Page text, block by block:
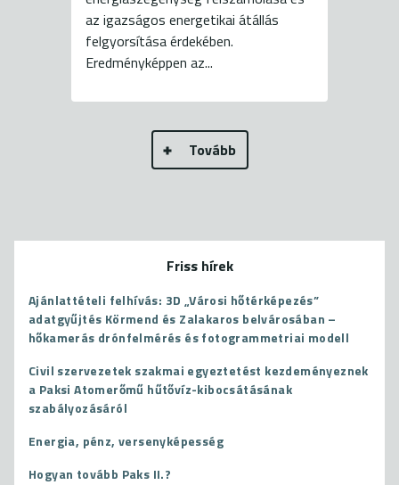
az igazságos energetikai átállás
felgyorsítása érdekében.
Eredményképpen az...
Tovább
Friss hírek
Ajánlattételi felhívás: 3D „Városi hőtérképezés”
adatgyűjtés Körmend és Zalakaros belvárosában –
hőkamerás drónfelmérés és fotogrammetriai modell
Civil szervezetek szakmai egyeztetést kezdeményeznek
a Paksi Atomerőmű hűtővíz-kibocsátásának
szabályozásáról
Energia, pénz, versenyképesség
Hogyan tovább Paks II.?